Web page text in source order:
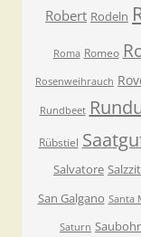
Robert Rodeln
Roma Romeo
Rosenweihrauch
Rundbeet
Rübstiel
Salvatore
San Galgano Santa
Saturn